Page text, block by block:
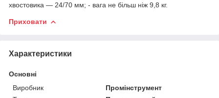
хвостовика — 24/70 мм; - вага не більш ніж 9,8 кг.
Приховати
Характеристики
Основні
Виробник
Промінструмент